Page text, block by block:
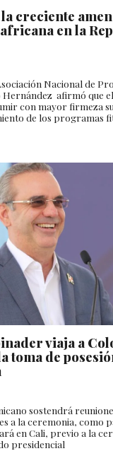
creciente
en la
Nacional de
afirmó que
con mayor firmeza
de los programas
viaja a
toma de
sostendrá
a la ceremonia, como
en Cali, previo a la
presidencial